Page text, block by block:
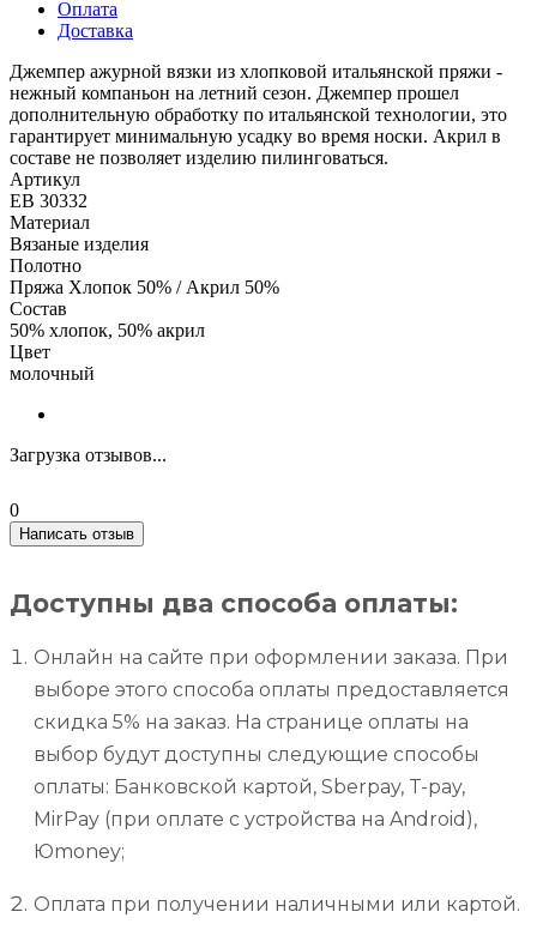
Оплата
Доставка
Джемпер ажурной вязки из хлопковой итальянской пряжи -
нежный компаньон на летний сезон. Джемпер прошел
дополнительную обработку по итальянской технологии, это
гарантирует минимальную усадку во время носки. Акрил в
составе не позволяет изделию пилинговаться.
Артикул
ЕВ 30332
Материал
Вязаные изделия
Полотно
Пряжа Хлопок 50% / Акрил 50%
Состав
50% хлопок, 50% акрил
Цвет
молочный
Загрузка отзывов...
0
Написать отзыв
Доступны два способа оплаты:
Онлайн на сайте при оформлении заказа. При
выборе этого способа оплаты предоставляется
скидка 5% на заказ. На странице оплаты на
выбор будут доступны следующие способы
оплаты: Банковской картой, Sberpay, T-pay,
MirPay (при оплате с устройства на Android),
Юmoney;
Оплата при получении наличными или картой.